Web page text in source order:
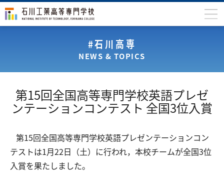
入学案内
国際交流
研究・産学連携
#石川高専
NEWS & TOPICS
第15回全国高等専門学校英語プレゼ
ンテーションコンテスト 全国3位入賞
第15回全国高等専門学校英語プレゼンテーションコン
テストは1月22日（土）に行われ，本校チームが全国3位
入賞を果たしました。